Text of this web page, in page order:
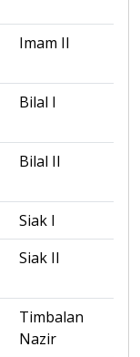
Imam II
Bilal I
Bilal II
Siak I
Siak II
Timbalan
Nazir